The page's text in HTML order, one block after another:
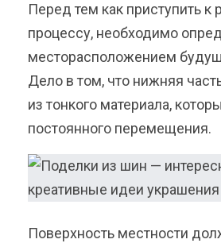
Перед тем как приступить к
процессу, необходимо
месторасположением
Дело в том, что нижняя
из тонкого материала,
постоянного перемещения.
Поверхность местности